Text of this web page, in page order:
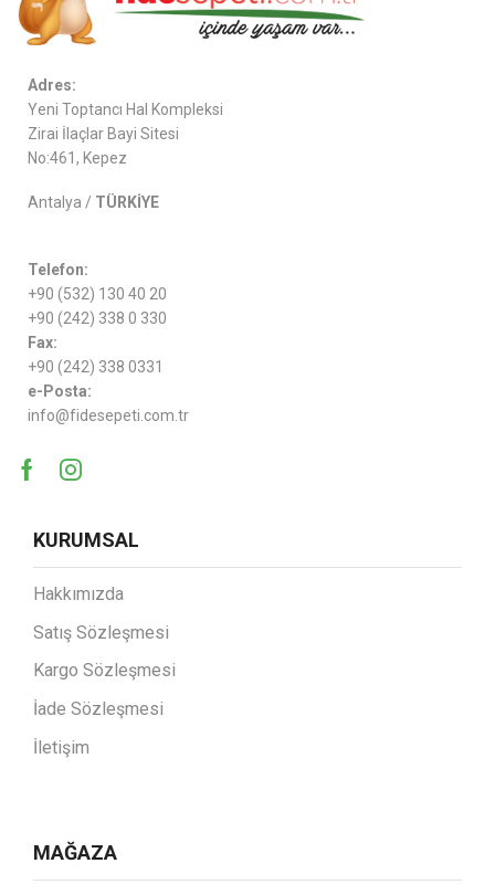
Adres:
Yeni Toptancı Hal Kompleksi
Zirai İlaçlar Bayi Sitesi
No:461, Kepez
Antalya / TÜRKİYE
Telefon:
+90 (532) 130 40 20
+90 (242) 338 0 330
Fax:
+90 (242) 338 0331
e-Posta:
info@fidesepeti.com.tr
KURUMSAL
Hakkımızda
Satış Sözleşmesi
Kargo Sözleşmesi
İade Sözleşmesi
İletişim
MAĞAZA